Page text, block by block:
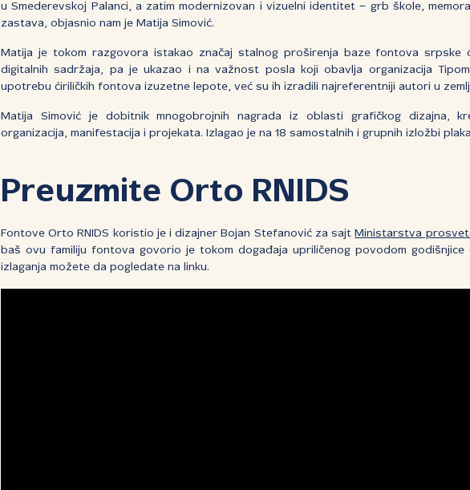
u Smederevskoj Palanci, a zatim modernizovan i vizuelni identitet − grb škole,
zastava, objasnio nam je Matija Simović.
Matija je tokom razgovora istakao značaj stalnog proširenja baze fontova srpske
digitalnih sadržaja, pa je ukazao i na važnost posla koji obavlja organizacija
upotrebu ćiriličkih fontova izuzetne lepote, već su ih izradili najreferentniji autori u
Matija Simović je dobitnik mnogobrojnih nagrada iz oblasti grafičkog dizajna,
organizacija, manifestacija i projekata. Izlagao je na 18 samostalnih i grupnih izložbi
Preuzmite Orto RNIDS
Fontove Orto RNIDS koristio je i dizajner Bojan Stefanović za sajt Ministarstva
baš ovu familiju fontova govorio je tokom događaja upriličenog povodom godišnjice
izlaganja možete da pogledate na linku.